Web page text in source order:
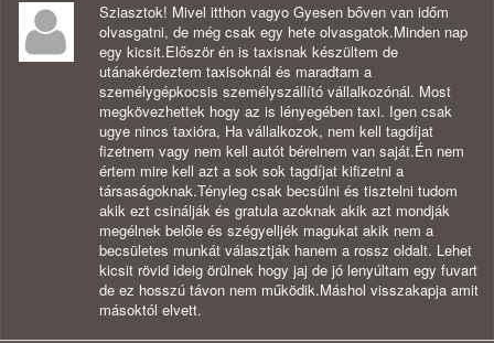
Sziasztok! Mivel itthon vagyo Gyesen bőven van időm
olvasgatni, de még csak egy hete olvasgatok.Minden nap
egy kicsit.Először én is taxisnak készültem de
utánakérdeztem taxisoknál és maradtam a
személygépkocsis személyszállító vállalkozónál. Most
megkövezhettek hogy az is lényegében taxi. Igen csak
ugye nincs taxióra, Ha vállalkozok, nem kell tagdíjat
fizetnem vagy nem kell autót bérelnem van saját.Én nem
értem mire kell azt a sok sok tagdíjat kifizetni a
társaságoknak.Tényleg csak becsülni és tisztelni tudom
akik ezt csinálják és gratula azoknak akik azt mondják
megélnek belőle és szégyelljék magukat akik nem a
becsületes munkát választják hanem a rossz oldalt. Lehet
kicsit rövid ideig örülnek hogy jaj de jó lenyúltam egy fuvart
de ez hosszú távon nem működik.Máshol visszakapja amit
másoktól elvett.